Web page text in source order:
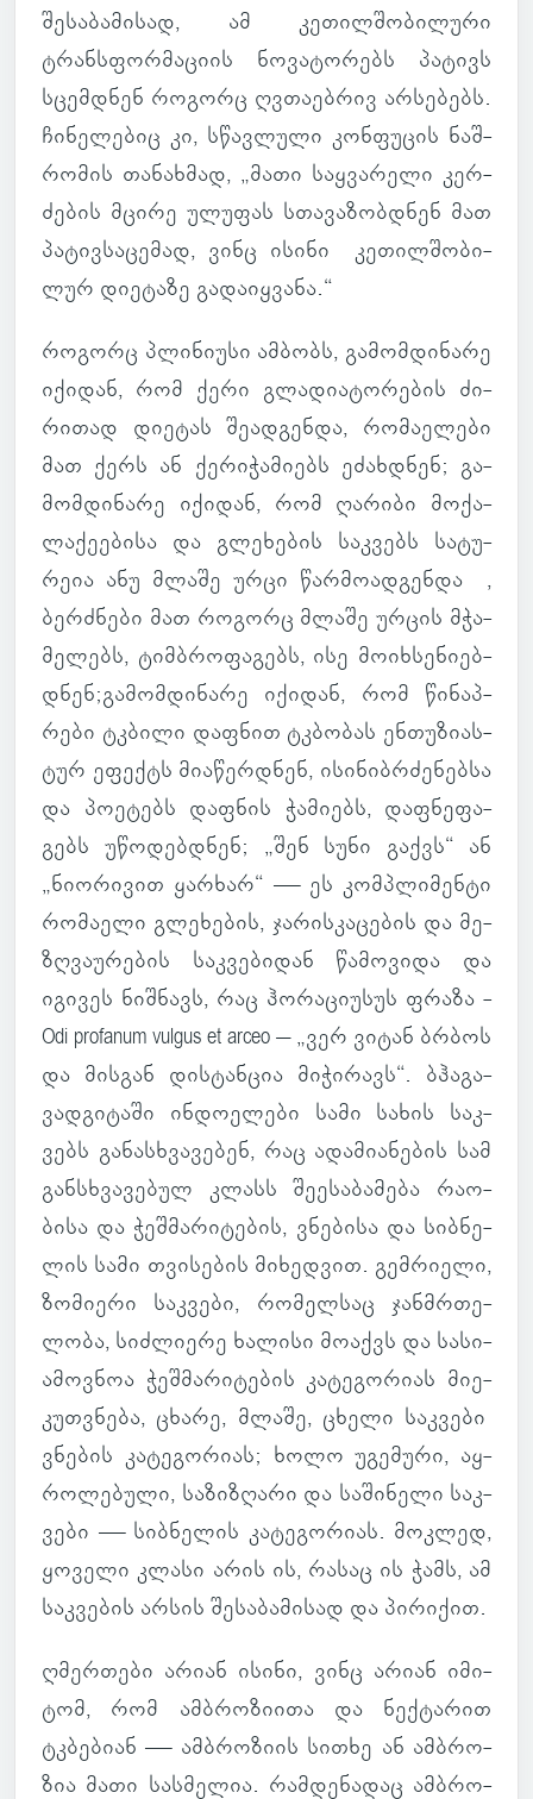
შე­სა­ბა­მი­სად, ამ კე­თილ­შო­ბი­ლური
ტრანსფორ­მა­ციის ნო­ვა­ტო­რებს პა­ტივს
სცემ­დნენ რო­გორც ღვთა­ებ­რივ არ­სე­ბებს.
ჩი­ნე­ლე­ბიც კი, სწავ­ლული კონ­ფუ­ცის ნაშ­
რო­მის თა­ნახ­მად, „მათი საყ­ვა­რელი კერ­
ძე­ბის მცირე ულუ­ფას სთა­ვა­ზობ­დნენ მათ
პა­ტივ­სა­ცე­მად, ვინც ისინი კე­თილ­შო­ბი­
ლურ დი­ე­ტაზე გა­და­იყ­ვანა.“
რო­გორც პლი­ნი­უსი ამ­ბობს, გა­მომ­დი­ნარე
იქი­დან, რომ ქერი გლა­დი­ა­ტო­რე­ბის ძი­
რი­თად დი­ე­ტას შე­ად­გენდა, რო­მა­ე­ლები
მათ ქერს ან ქე­რი­ჭა­მი­ებს ეძახ­დნენ; გა­
მომ­დი­ნარე იქი­დან, რომ ღა­რიბი მო­ქა­
ლა­ქე­ე­ბისა და გლე­ხე­ბის საკ­ვებს სა­ტუ­
რეია ანუ მლაშე ურცი წარ­მო­ად­გენდა ,
ბერ­ძნები მათ რო­გორც მლაშე ურცის მჭა­
მე­ლებს, ტიმბრო­ფა­გებს, ისე მო­იხ­სე­ნი­ებ­
დნენ;გა­მომ­დი­ნარე იქი­დან, რომ წი­ნაპ­
რები ტკბილი დაფ­ნით ტკბო­ბას ენ­თუ­ზი­ას­
ტურ ეფექტს მი­ა­წერ­დნენ, ისი­ნიბ­რძე­ნებსა
და პო­ე­ტებს დაფ­ნის ჭა­მი­ებს, დაფ­ნე­ფა­
გებს უწო­დებ­დნენ; „შენ სუნი გაქვს“ ან
„ნი­ო­რი­ვით ყარ­ხარ“ — ეს კომ­პლი­მენტი
რო­მა­ელი გლე­ხე­ბის, ჯა­რის­კა­ცე­ბის და მე­
ზღვა­უ­რე­ბის საკ­ვე­ბი­დან წა­მო­ვიდა და
იგი­ვეს ნიშ­ნავს, რაც ჰო­რა­ცი­უ­სუს ფრაზა -
Odi profanum vulgus et arceo – „ვერ ვიტან ბრბოს
და მის­გან დის­ტან­ცია მი­ჭი­რავს“. ბჰა­გა­
ვად­გი­ტაში ინ­დო­ე­ლები სამი სახის საკ­
ვებს გა­ნას­ხვა­ვე­ბენ, რაც ადა­მი­ა­ნე­ბის სამ
გან­სხვა­ვე­ბულ კლასს შე­ე­სა­ბა­მება რა­ო­
ბისა და ჭეშ­მა­რი­ტე­ბის, ვნე­ბისა და სიბ­ნე­
ლის სამი თვი­სე­ბის მი­ხედ­ვით. გემ­რი­ელი,
ზო­მი­ერი საკ­ვები, რო­მელ­საც ჯან­მრთე­
ლობა, სიძ­ლი­ერე ხა­ლისი მო­აქვს და სა­სი­
ა­მოვ­ნოა ჭეშ­მა­რი­ტე­ბის კა­ტე­გო­რიას მი­ე­
კუთ­ვნება, ცხარე, მლაშე, ცხელი საკ­ვები
ვნე­ბის კა­ტე­გო­რიას; ხოლო უგე­მური, აყ­
რო­ლე­ბული, სა­ზი­ზღარი და სა­ში­ნელი საკ­
ვები — სიბ­ნე­ლის კა­ტე­გო­რიას. მოკ­ლედ,
ყო­ველი კლასი არის ის, რასაც ის ჭამს, ამ
საკ­ვე­ბის არსის შე­სა­ბა­მი­სად და პი­რი­ქით.
ღმერ­თები არიან ისინი, ვინც არიან იმი­
ტომ, რომ ამ­ბრო­ზი­ითა და ნექ­ტა­რით
ტკბე­ბიან — ამ­ბრო­ზიის სითხე ან ამ­ბრო­
ზია მათი სას­მე­ლია. რამ­დე­ნა­დაც ამ­ბრო­